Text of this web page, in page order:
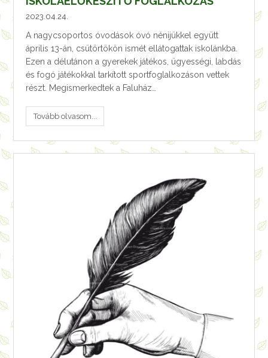
2023.04.24.
A nagycsoportos óvodások óvó nénijükkel együtt
április 13-án, csütörtökön ismét ellátogattak iskolánkba.
Ezen a délutánon a gyerekek játékos, ügyességi, labdás
és fogó játékokkal tarkított sportfoglalkozáson vettek
részt. Megismerkedtek a Faluház…
Tovább olvasom...